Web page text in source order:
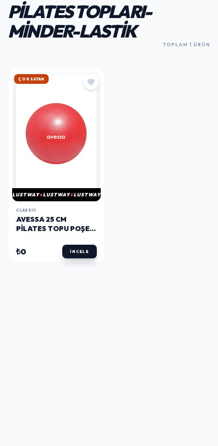
PILATES TOPLARI-
MINDER-LASTIK
TOPLAM 1 ÜRÜN
ÇOK SATAN
LUSTWAY LUSTWAY LUSTWAY
CLASSIC
AVESSA 25 CM
PILATES TOPU POŞET
KIRMIZI
₺0 İNCELE